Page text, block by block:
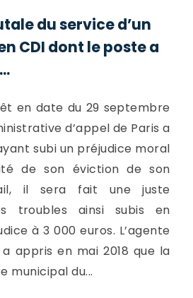
du service d’un
CDI dont le poste a
en date du 29 septembre
d’appel de Paris a
subi un préjudice moral
de son éviction de son
il sera fait une juste
troubles ainsi subis en
à 3 000 euros. L’agente
appris en mai 2018 que la
municipal du...